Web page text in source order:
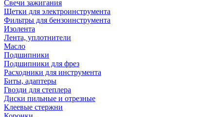
Свечи зажигания
Щетки для электроинструмента
Фильтры для бензоинструмента
Изолента
Лента, уплотнители
Масло
Подшипники
Подшипники для фрез
Расходники для инструмента
Биты, адаптеры
Гвозди для степлера
Диски пильные и отрезные
Клеевые стержни